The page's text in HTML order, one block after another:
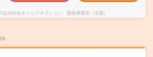
会社綜合キャリアオプション 製造事業部（全国）